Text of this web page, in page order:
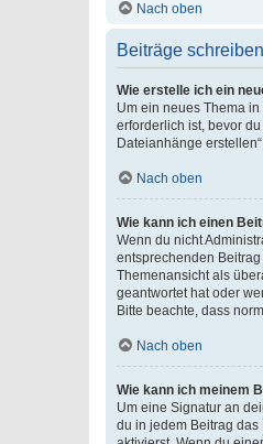
Nach oben
Beiträge schreiben
Wie erstelle ich ein
Um ein neues Thema
erforderlich ist, bevor
Dateianhänge
Nach oben
Wie kann ich einen
Wenn du nicht
entsprechenden
Themenansicht als
geantwortet hat oder
Bitte beachte, dass
Nach oben
Wie kann ich meinem
Um eine Signatur an
du in jedem Beitrag